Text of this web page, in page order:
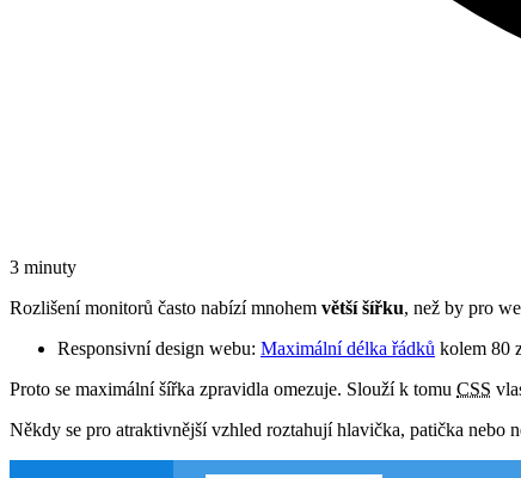
3 minuty
Rozlišení monitorů často nabízí mnohem větší šířku, než by pro
Responsivní design webu: Maximální délka řádků kolem 80
Proto se maximální šířka zpravidla omezuje. Slouží k tomu CSS
Někdy se pro atraktivnější vzhled roztahují hlavička, patička nebo